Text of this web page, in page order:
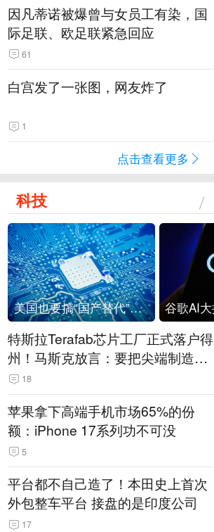
因凡蒂诺被爆曾与女员工有染，国
际足联、欧足联紧急回应
61
白宫发了一张图，网友炸了
1
点击查看更多
科技
美国也要搞“国产替代”？先算清三笔账
特斯拉Terafab芯片工厂正式落户得
州！马斯克放言：要把尖端制造带
回美国
18
苹果拿下高端手机市场65%的份
额：iPhone 17系列功不可没
5
平台都不自己造了！本田史上首次
外包整车平台 接盘的是印度公司
17